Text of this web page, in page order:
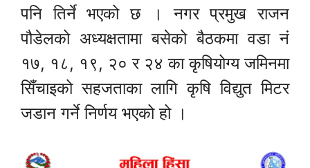
पनि तिर्ने भएको छ । नगर प्रमुख राजन
पौडेलको अध्यक्षतामा बसेको बैठकमा वडा नं
१७, १८, १९, २० र २४ का कृषियोग्य जमिनमा
सिँचाइको सहजताका लागि कृषि विद्युत मिटर
जडान गर्ने निर्णय भएको हो ।